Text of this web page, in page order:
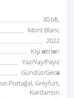
30 ML
Mont Blanc
2022
Kişi ətirləri
Yaz/Yay/Payız
Gündüz/Gecə
Portağal, Greyfurt,
Kardamon